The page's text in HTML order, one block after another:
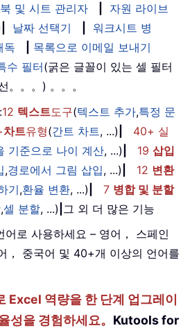
및 시트 관리자
자원 라이브
날짜 선택기
워크시트 병
독
목록으로 이메일 보내기
수 필터(굵은 글꼴이 있는 셀 필터
。。。) 。。。
:12 텍스트도구(텍스트 추가,특정 문
차트유형(간트 차트, ...)
40+ 실
기준으로 나이 계산, ...) 19 삽입
,경로에서 그림 삽입, ...) 12 변환
기,환율 변환, ...) 7 병합 및 분할
,셀 분할, ...) 그 외 더 많은 기능
로 사용하세요 – 영어， 스페인
， 중국어 및 40+개 이상의 언어를
역량을 한 단계 업그레이
성을 경험하세요。 Kutools for